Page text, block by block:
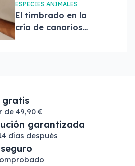
ESPECIES ANIMALES
El timbrado en la
cría de canarios
gratis
de 49,90 €
garantizada
días después